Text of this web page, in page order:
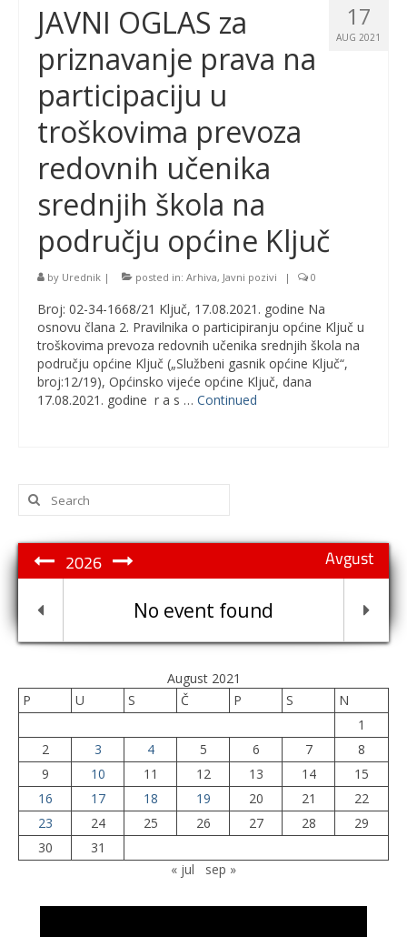
17
AUG 2021
JAVNI OGLAS za
priznavanje prava na
participaciju u
troškovima prevoza
redovnih učenika
srednjih škola na
području općine Ključ
by Urednik | posted in: Arhiva, Javni pozivi | 0
Broj: 02-34-1668/21 Ključ, 17.08.2021. godine Na
osnovu člana 2. Pravilnika o participiranju općine Ključ u
troškovima prevoza redovnih učenika srednjih škola na
području općine Ključ („Službeni gasnik općine Ključ“,
broj:12/19), Općinsko vijeće općine Ključ, dana
17.08.2021. godine r a s … Continued
Search
for:
Avgust
2026
No event found
August 2021
P
U S Č P S
N
1
2
3 4 5 6 7
8
9
10 11 12 13 14
15
16
17 18 19 20 21
22
23
24 25 26 27 28
29
30
31
« jul
sep »